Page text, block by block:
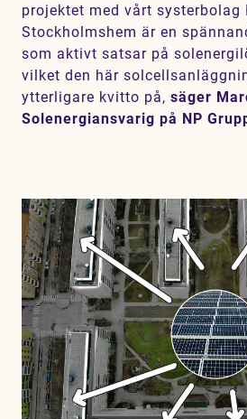
projektet med vårt systerbolag
Stockholmshem är en
som aktivt satsar på
vilket den här
ytterligare kvitto på, säger
Solenergiansvarig på NP